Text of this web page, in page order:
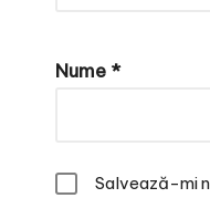
Nume *
Salvează-mi